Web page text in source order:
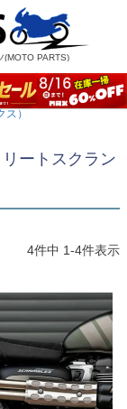
(MOTO PARTS)
）
ートスクラン
4件中 1-4件表示